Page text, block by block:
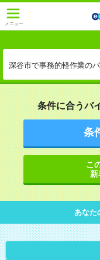
メニュー
深谷市で事務的軽作業の
条件に合うバ
条
こ
あなた